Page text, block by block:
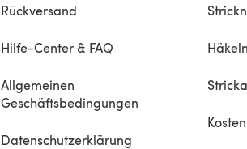
Rückversand
Hilfe-Center & FAQ
Allgemeinen
Geschäftsbedingungen
Datenschutzerklärung